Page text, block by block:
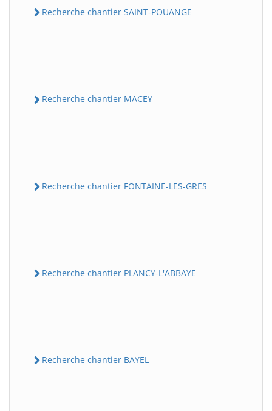
Recherche chantier SAINT-POUANGE
Recherche chantier MACEY
Recherche chantier FONTAINE-LES-GRES
Recherche chantier PLANCY-L'ABBAYE
Recherche chantier BAYEL